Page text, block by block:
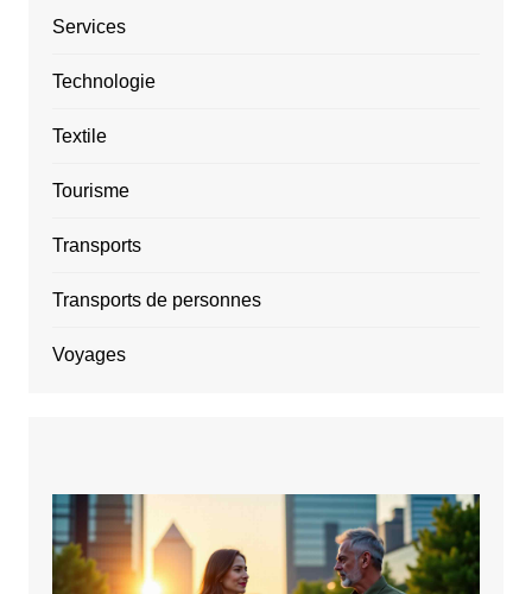
Services
Technologie
Textile
Tourisme
Transports
Transports de personnes
Voyages